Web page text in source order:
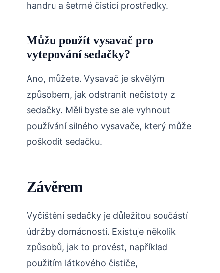
handru a šetrné čisticí prostředky.
Můžu použít vysavač pro
vytepování sedačky?
Ano, můžete. Vysavač je skvělým
způsobem, jak odstranit nečistoty z
sedačky. Měli byste se ale vyhnout
používání silného vysavače, který může
poškodit sedačku.
Závěrem
Vyčištění sedačky je důležitou součástí
údržby domácnosti. Existuje několik
způsobů, jak to provést, například
použitím látkového čističe,